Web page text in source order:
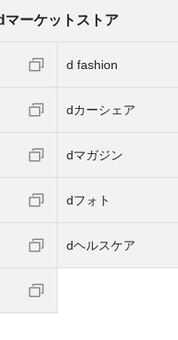
マーケットストア
d fashion
dカーシェア
dマガジン
dフォト
dヘルスケア